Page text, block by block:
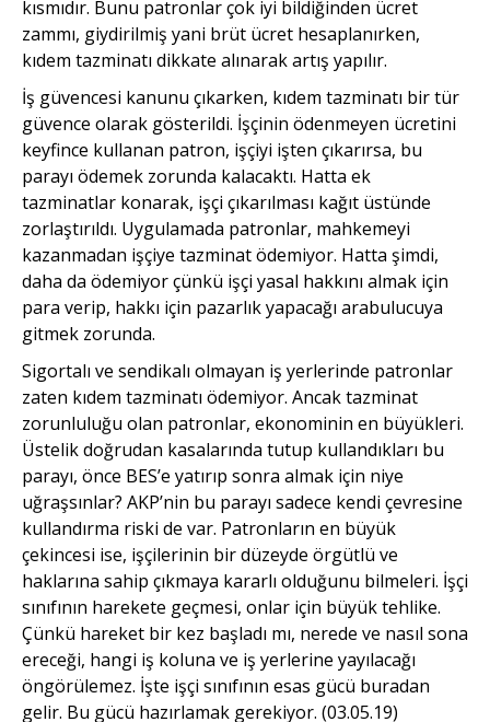
kısmıdır. Bunu patronlar çok iyi bildiğinden ücret
zammı, giydirilmiş yani brüt ücret hesaplanırken,
kıdem tazminatı dikkate alınarak artış yapılır.
İş güvencesi kanunu çıkarken, kıdem tazminatı bir tür
güvence olarak gösterildi. İşçinin ödenmeyen ücretini
keyfince kullanan patron, işçiyi işten çıkarırsa, bu
parayı ödemek zorunda kalacaktı. Hatta ek
tazminatlar konarak, işçi çıkarılması kağıt üstünde
zorlaştırıldı. Uygulamada patronlar, mahkemeyi
kazanmadan işçiye tazminat ödemiyor. Hatta şimdi,
daha da ödemiyor çünkü işçi yasal hakkını almak için
para verip, hakkı için pazarlık yapacağı arabulucuya
gitmek zorunda.
Sigortalı ve sendikalı olmayan iş yerlerinde patronlar
zaten kıdem tazminatı ödemiyor. Ancak tazminat
zorunluluğu olan patronlar, ekonominin en büyükleri.
Üstelik doğrudan kasalarında tutup kullandıkları bu
parayı, önce BES’e yatırıp sonra almak için niye
uğraşsınlar? AKP’nin bu parayı sadece kendi çevresine
kullandırma riski de var. Patronların en büyük
çekincesi ise, işçilerinin bir düzeyde örgütlü ve
haklarına sahip çıkmaya kararlı olduğunu bilmeleri. İşçi
sınıfının harekete geçmesi, onlar için büyük tehlike.
Çünkü hareket bir kez başladı mı, nerede ve nasıl sona
ereceği, hangi iş koluna ve iş yerlerine yayılacağı
öngörülemez. İşte işçi sınıfının esas gücü buradan
gelir. Bu gücü hazırlamak gerekiyor. (03.05.19)